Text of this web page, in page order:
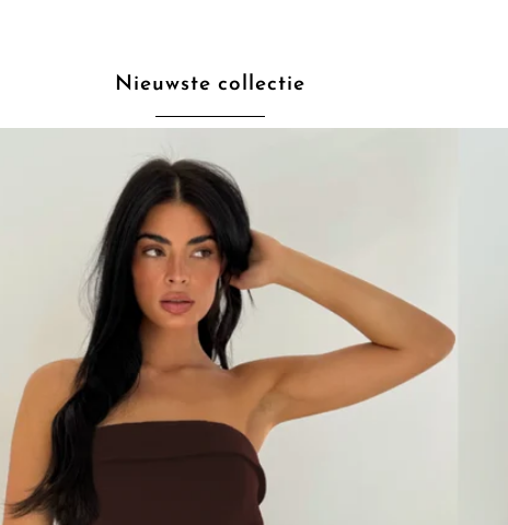
Nieuwste collectie